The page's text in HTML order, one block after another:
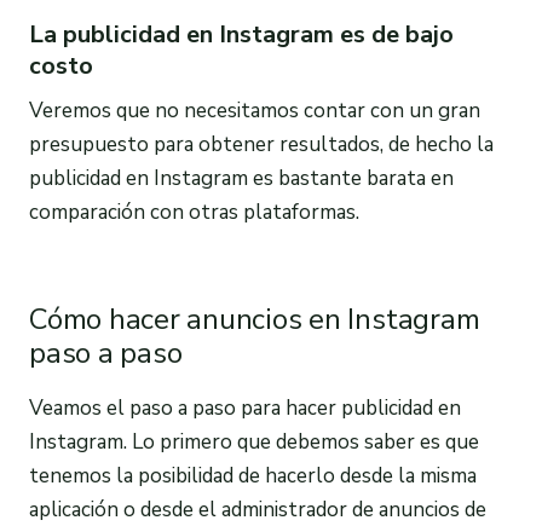
La publicidad en Instagram es de bajo
costo
Veremos que no necesitamos contar con un gran
presupuesto para obtener resultados, de hecho la
publicidad en Instagram es bastante barata en
comparación con otras plataformas.
Cómo hacer anuncios en Instagram
paso a paso
Veamos el paso a paso para hacer publicidad en
Instagram. Lo primero que debemos saber es que
tenemos la posibilidad de hacerlo desde la misma
aplicación o desde el administrador de anuncios de